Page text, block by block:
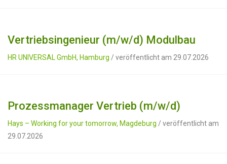
Vertriebsingenieur (m/w/d) Modulbau
HR UNIVERSAL GmbH, Hamburg / veröffentlicht am 29.07.2026
Prozessmanager Vertrieb (m/w/d)
Hays – Working for your tomorrow, Magdeburg / veröffentlicht am
29.07.2026